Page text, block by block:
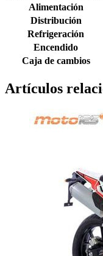
Alimentación
Distribución
Refrigeración
Encendido
Caja de cambios
Artículos